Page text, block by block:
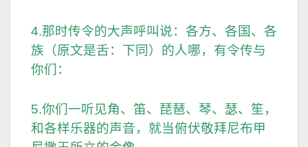
4.那时传令的大声呼叫说：各方、各国、各
族（原文是舌：下同）的人哪，有令传与
你们：
5.你们一听见角、笛、琵琶、琴、瑟、笙，
和各样乐器的声音，就当俯伏敬拜尼布甲